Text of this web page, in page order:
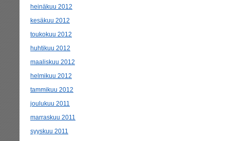
heinäkuu 2012
kesäkuu 2012
toukokuu 2012
huhtikuu 2012
maaliskuu 2012
helmikuu 2012
tammikuu 2012
joulukuu 2011
marraskuu 2011
syyskuu 2011